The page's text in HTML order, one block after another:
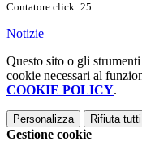
Contatore click: 25
Notizie
Questo sito o gli
cookie necessari al
COOKIE POLICY.
Personalizza Rifiuta tutti
Gestione cookie